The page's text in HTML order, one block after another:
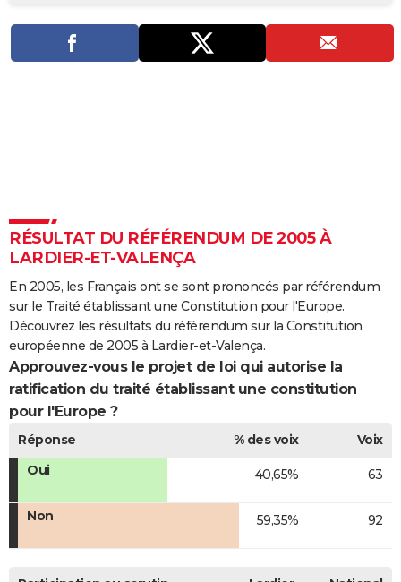
PHOTO
GUIDES D'ACHAT
COPAINS D'AVANT
FORUM
Bricolage
Lifestyle
Culture
Sport
Auto
Television
Voyage
Cinema
RÉSULTAT DU RÉFÉRENDUM DE 2005 À
LARDIER-ET-VALENÇA
En 2005, les Français ont se sont prononcés par référendum
sur le Traité établissant une Constitution pour l'Europe.
Découvrez les résultats du référendum sur la Constitution
européenne de 2005 à Lardier-et-Valença.
Approuvez-vous le projet de loi qui autorise la
ratification du traité établissant une constitution
pour l'Europe ?
Réponse % des voix
Voix
Oui
40,65% 63
Non 59,35% 92